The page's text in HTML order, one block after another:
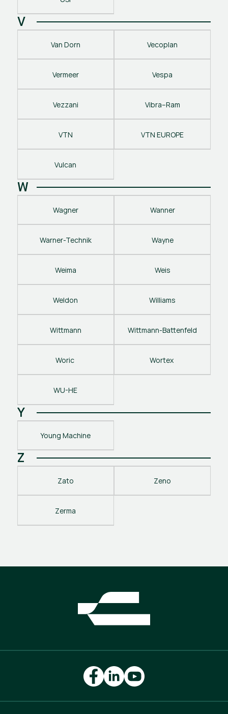
V
Van Dorn Vecoplan
Vermeer Vespa
Vezzani Vibra–Ram
VTN VTN EUROPE
Vulcan
W
Wagner Wanner
Warner-Technik Wayne
Weima Weis
Weldon Williams
Wittmann Wittmann-Battenfeld
Woric Wortex
WU-HE
Y
Young Machine
Z
Zato Zeno
Zerma